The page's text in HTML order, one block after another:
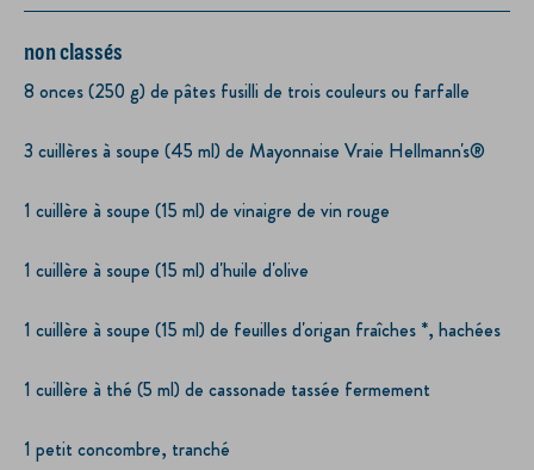
non classés
8 onces (250 g) de pâtes fusilli de trois couleurs ou farfalle
3 cuillères à soupe (45 ml) de Mayonnaise Vraie Hellmann's®
1 cuillère à soupe (15 ml) de vinaigre de vin rouge
1 cuillère à soupe (15 ml) d'huile d'olive
1 cuillère à soupe (15 ml) de feuilles d'origan fraîches *, hachées
1 cuillère à thé (5 ml) de cassonade tassée fermement
1 petit concombre, tranché